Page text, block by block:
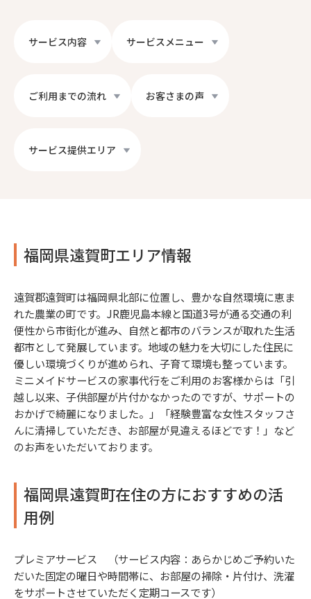
サービス内容 サービスメニュー
ご利用までの流れ お客さまの声
サービス提供エリア
福岡県遠賀町エリア情報
遠賀郡遠賀町は福岡県北部に位置し、豊かな自然環境に恵ま
れた農業の町です。JR鹿児島本線と国道3号が通る交通の利
便性から市街化が進み、自然と都市のバランスが取れた生活
都市として発展しています。地域の魅力を大切にした住民に
優しい環境づくりが進められ、子育て環境も整っています。
ミニメイドサービスの家事代行をご利用のお客様からは「引
越し以来、子供部屋が片付かなかったのですが、サポートの
おかげで綺麗になりました。」「経験豊富な女性スタッフさ
んに清掃していただき、お部屋が見違えるほどです！」など
のお声をいただいております。
福岡県遠賀町在住の方におすすめの活
用例
プレミアサービス （サービス内容：あらかじめご予約いた
だいた固定の曜日や時間帯に、お部屋の掃除・片付け、洗濯
をサポートさせていただく定期コースです）